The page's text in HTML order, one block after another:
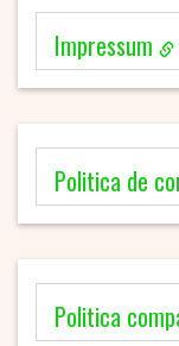
Impressum
Politica de
Politica